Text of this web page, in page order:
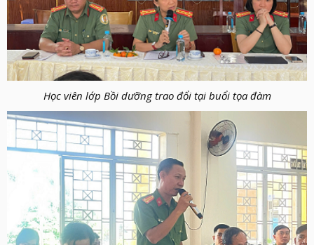
Học viên lớp Bồi dưỡng trao đổi tại buổi tọa đàm